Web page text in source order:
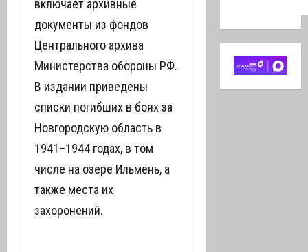
включает архивные
документы из фондов
Центрального архива
Министерства обороны РФ.
В издании приведены
списки погибших в боях за
Новгородскую область в
1941–1944 годах, в том
числе на озере Ильмень, а
также места их
захоронений.